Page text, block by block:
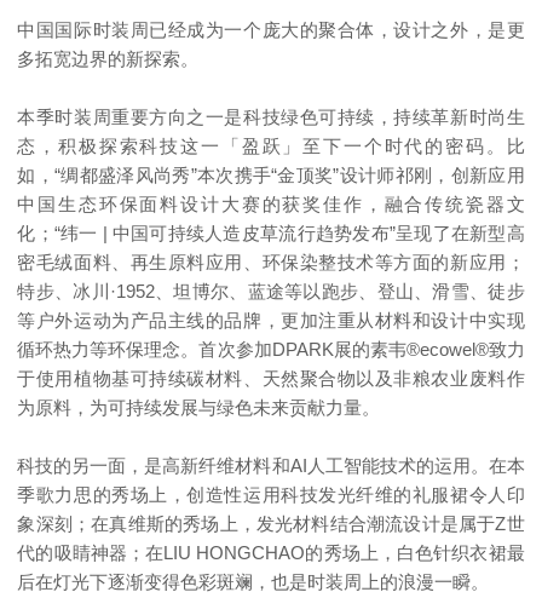
中国国际时装周已经成为一个庞大的聚合体，设计之外，是更
多拓宽边界的新探索。
本季时装周重要方向之一是科技绿色可持续，持续革新时尚生
态，积极探索科技这一「盈跃」至下一个时代的密码。比
如，“绸都盛泽风尚秀”本次携手“金顶奖”设计师祁刚，创新应用
中国生态环保面料设计大赛的获奖佳作，融合传统瓷器文
化；“纬一 | 中国可持续人造皮草流行趋势发布”呈现了在新型高
密毛绒面料、再生原料应用、环保染整技术等方面的新应用；
特步、冰川·1952、坦博尔、蓝途等以跑步、登山、滑雪、徒步
等户外运动为产品主线的品牌，更加注重从材料和设计中实现
循环热力等环保理念。首次参加DPARK展的素韦®ecowel®致力
于使用植物基可持续碳材料、天然聚合物以及非粮农业废料作
为原料，为可持续发展与绿色未来贡献力量。
科技的另一面，是高新纤维材料和AI人工智能技术的运用。在本
季歌力思的秀场上，创造性运用科技发光纤维的礼服裙令人印
象深刻；在真维斯的秀场上，发光材料结合潮流设计是属于Z世
代的吸睛神器；在LIU HONGCHAO的秀场上，白色针织衣裙最
后在灯光下逐渐变得色彩斑斓，也是时装周上的浪漫一瞬。